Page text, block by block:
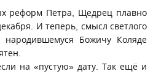
реформ Петра, Щедрец плавно
И теперь, смысл светлого
народившемуся Божичу Коляде
на «пустую» дату. Так ещё и